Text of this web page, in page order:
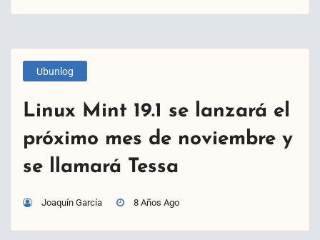
Ubunlog
Linux Mint 19.1 se lanzará el
próximo mes de noviembre y
se llamará Tessa
Joaquín García 8 Años Ago